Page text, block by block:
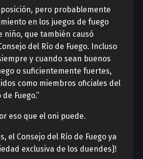
pero probablemente
en los juegos de fuego
niño, que también causó
del Río de Fuego. Incluso
y cuando sean buenos
o suficientemente fuertes,
como miembros oficiales del
Fuego.”
eso que el oni puede.
el Consejo del Río de Fuego ya
exclusiva de los duendes]!